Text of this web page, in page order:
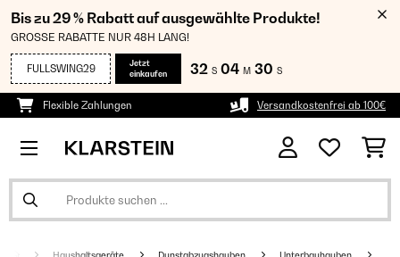
Bis zu 29 % Rabatt auf ausgewählte Produkte!
GROSSE RABATTE NUR 48H LANG!
FULLSWING29
Jetzt
einkaufen
32 S 04 M 29 S
Flexible Zahlungen Versandkostenfrei ab 100€